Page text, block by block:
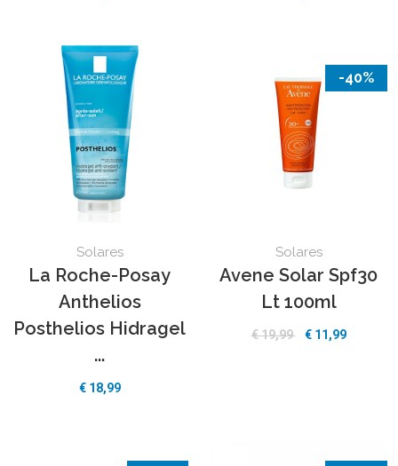
Solares
La Roche-Posay
Anthelios
Posthelios Hidragel
...
€ 18,99
-40%
Solares
Avene Solar Spf30
Lt 100ml
€19,99 € 11,99